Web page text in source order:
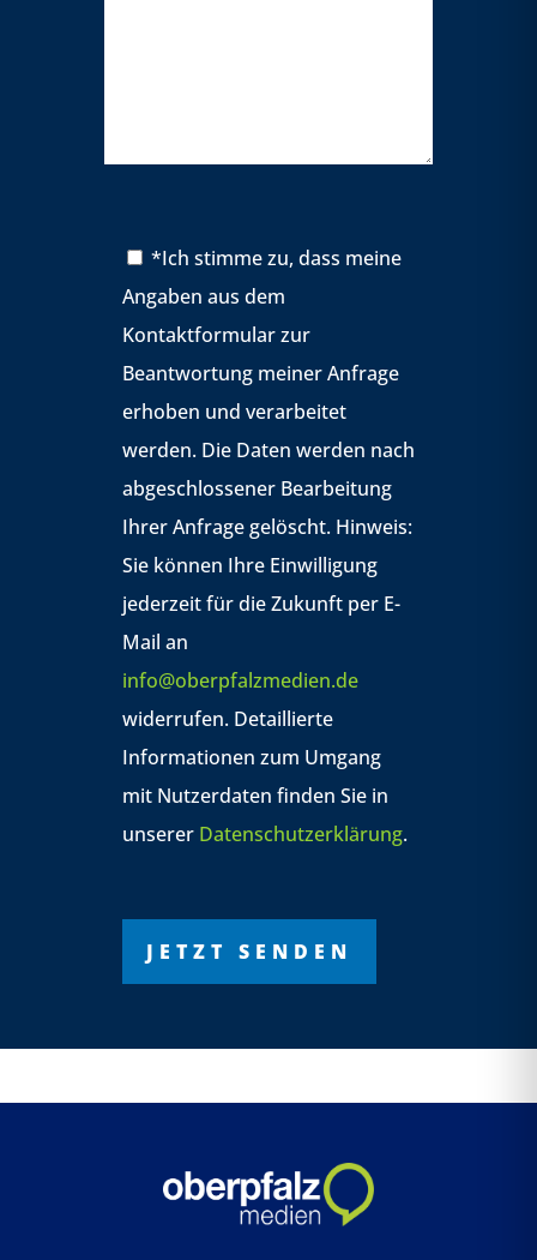
*Ich stimme zu, dass meine
Angaben aus dem
Kontaktformular zur
Beantwortung meiner Anfrage
erhoben und verarbeitet
werden. Die Daten werden nach
abgeschlossener Bearbeitung
Ihrer Anfrage gelöscht. Hinweis:
Sie können Ihre Einwilligung
jederzeit für die Zukunft per E-
Mail an
info@oberpfalzmedien.de
widerrufen. Detaillierte
Informationen zum Umgang
mit Nutzerdaten finden Sie in
unserer Datenschutzerklärung.
Bitte
lasse
Bitte
lasse
Feld
lasse
Feld